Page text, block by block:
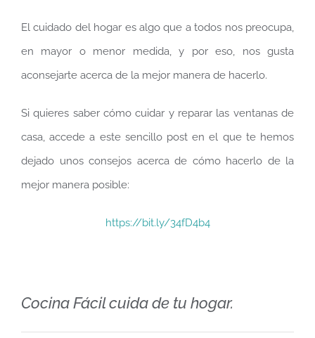
El cuidado del hogar es algo que a todos nos preocupa,
en mayor o menor medida, y por eso, nos gusta
aconsejarte acerca de la mejor manera de hacerlo.
Si quieres saber cómo cuidar y reparar las ventanas de
casa, accede a este sencillo post en el que te hemos
dejado unos consejos acerca de cómo hacerlo de la
mejor manera posible:
https://bit.ly/34fD4b4
Cocina Fácil cuida de tu hogar.